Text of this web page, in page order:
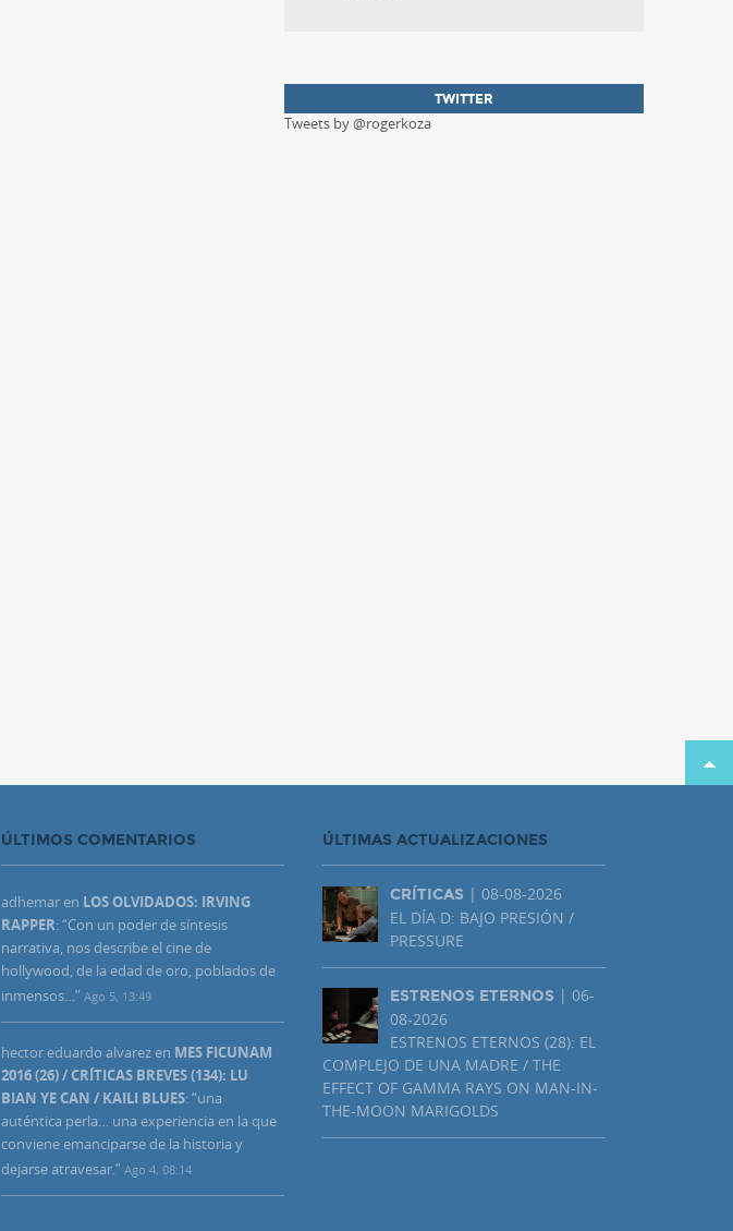
TWITTER
Tweets by @rogerkoza
ÚLTIMOS COMENTARIOS
adhemaren LOS OLVIDADOS: IRVING
RAPPER: “Con un poder de síntesis
narrativa, nos describe el cine de
hollywood, de la edad de oro, poblados de
inmensos…” Ago 5, 13:49
hector eduardo alvarezen MES FICUNAM
2016 (26) / CRÍTICAS BREVES (134): LU
BIAN YE CAN / KAILI BLUES: “una
auténtica perla… una experiencia en la que
conviene emanciparse de la historia y
dejarse atravesar.” Ago 4, 08:14
ÚLTIMAS ACTUALIZACIONES
CRÍTICAS | 08-08-2026
EL DÍA D: BAJO PRESIÓN /
PRESSURE
ESTRENOS ETERNOS | 06-
08-2026
ESTRENOS ETERNOS (28): EL
COMPLEJO DE UNA MADRE / THE
EFFECT OF GAMMA RAYS ON MAN-IN-
THE-MOON MARIGOLDS